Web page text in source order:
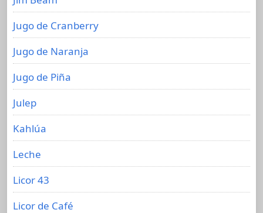
Jugo de Cranberry
Jugo de Naranja
Jugo de Piña
Julep
Kahlúa
Leche
Licor 43
Licor de Café